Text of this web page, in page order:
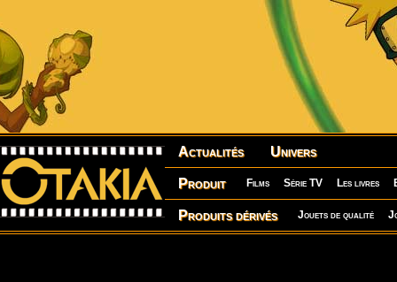
Actualités Univers
Produit Films Série TV Les livres
Produits dérivés Jouets de qualité